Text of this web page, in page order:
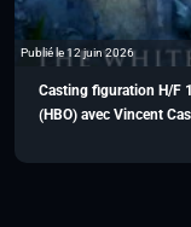
Publié le 12 juin 2026
Casting figuration H/F
(HBO) avec Vincent